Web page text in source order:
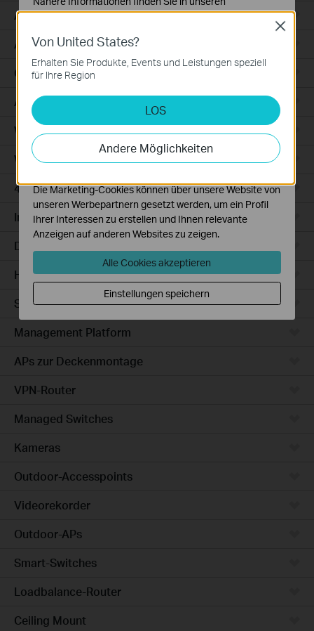
Access
Access Pro
GPON
Agile
Wired Gateways
WiFi Gateways
4G/5G WiFi Gateways
Integrated Gateways
DSL Gateways
Hardware
Software
Management Platform
APs zur Deckenmontage
VPN-Router
Managed Switches
Kameras
Outdoor-Accesspoints
Videorekorder
Outdoor-APs
Smart-Switches
Loadbalance-Router
Ceiling Mount
Von United States?
Erhalten Sie Produkte, Events und Leistungen speziell
für Ihre Region
LOS
Andere Möglichkeiten
Close
Datenschutzhinweisen.
Notwendige Cookies
erforderlich und können in Ihren Systemen nicht
Analyse- und Marketing-Cookies
Analyse-Cookies ermöglichen es uns, Ihre Aktivitäten
auf unserer Website zu analysieren, um die
Funktionsweise unserer Website zu verbessern und
Die Marketing-Cookies können über unsere Website von
unseren Werbepartnern gesetzt werden, um ein Profil
Ihrer Interessen zu erstellen und Ihnen relevante
Anzeigen auf anderen Websites zu zeigen.
Alle Cookies akzeptieren
Einstellungen speichern